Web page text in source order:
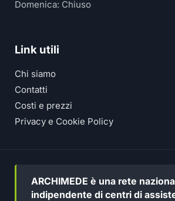
Domenica: Chiuso
Link utili
Chi siamo
Contatti
Costi e prezzi
Privacy e Cookie Policy
ARCHIMEDE è una rete
indipendente di centri di